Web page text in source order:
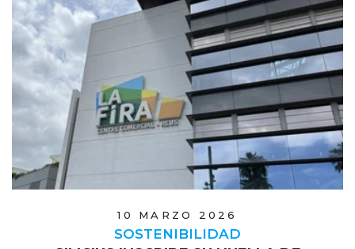
10 MARZO 2026
SOSTENIBILIDAD